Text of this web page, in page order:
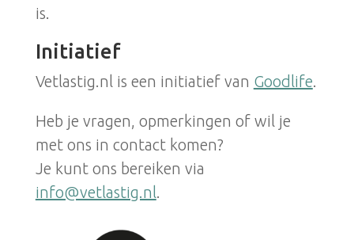
is.
Initiatief
Vetlastig.nl is een initiatief van Goodlife.
Heb je vragen, opmerkingen of wil je
met ons in contact komen?
Je kunt ons bereiken via
info@vetlastig.nl.